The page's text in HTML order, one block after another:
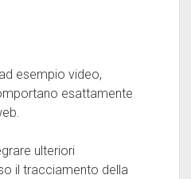
esempio video,
esattamente
ulteriori
il tracciamento della